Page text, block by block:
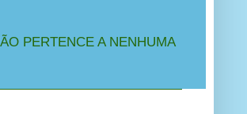
PERTENCE A NENHUMA